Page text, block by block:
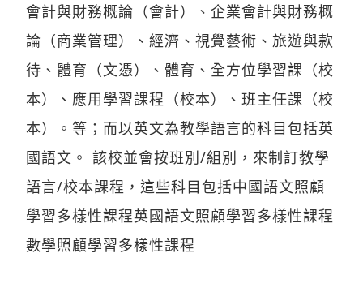
會計與財務概論（會計）、企業會計與財務概
論（商業管理）、經濟、視覺藝術、旅遊與款
待、體育（文憑）、體育、全方位學習課（校
本）、應用學習課程（校本）、班主任課（校
本）。等；而以英文為教學語言的科目包括英
國語文。 該校並會按班別/組別，來制訂教學
語言/校本課程，這些科目包括中國語文照顧
學習多樣性課程英國語文照顧學習多樣性課程
數學照顧學習多樣性課程